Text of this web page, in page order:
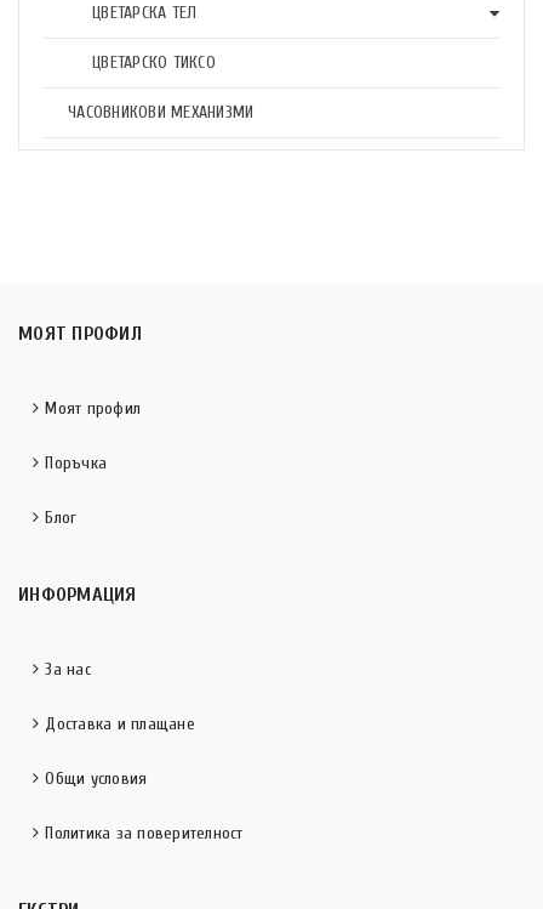
ЦВЕТАРСКА ТЕЛ
ЦВЕТАРСКО ТИКСО
ЧАСОВНИКОВИ МЕХАНИЗМИ
МОЯТ ПРОФИЛ
Моят профил
Поръчка
Блог
ИНФОРМАЦИЯ
За нас
Доставка и плащане
Общи условия
Политика за поверителност